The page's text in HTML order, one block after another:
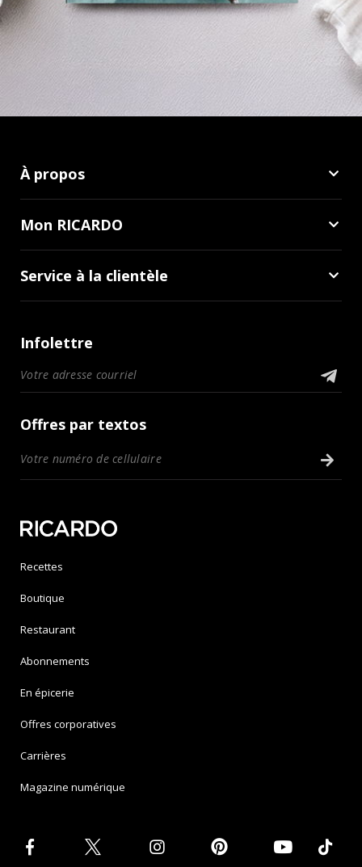
À propos
Mon RICARDO
Service à la clientèle
Infolettre
Offres par textos
Recettes
Boutique
Restaurant
Abonnements
En épicerie
Offres corporatives
Carrières
Magazine numérique